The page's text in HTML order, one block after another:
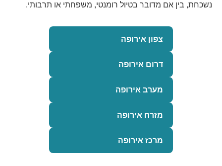
נשכחת, בין אם מדובר בטיול רומנטי, משפחתי או תרבותי.
צפון אירופה
דרום אירופה
מערב אירופה
מזרח אירופה
מרכז אירופה